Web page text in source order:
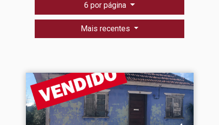
6 por página
Mais recentes